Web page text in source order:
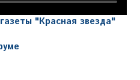
"Красная звезда"